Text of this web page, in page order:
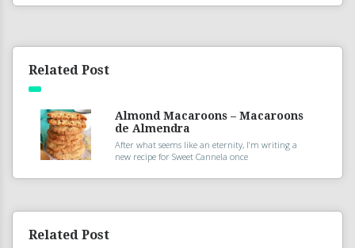
Related Post
Almond Macaroons – Macaroons
de Almendra
After what seems like an eternity, I’m writing a
new recipe for Sweet Cannela once
Related Post